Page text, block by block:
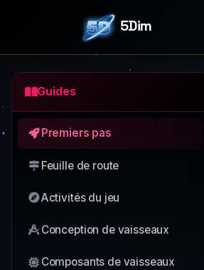
5Dim
Guides
Premiers pas
Feuille de route
Activités du jeu
Conception de vaisseaux
Composants de vaisseaux